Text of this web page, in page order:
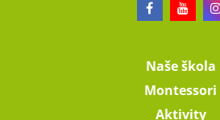
Naše škola
Montessori
Aktivity